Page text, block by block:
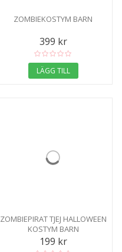
ZOMBIEKOSTYM BARN
399 kr
LÄGG TILL
ZOMBIEPIRAT TJEJ HALLOWEEN
KOSTYM BARN
199 kr